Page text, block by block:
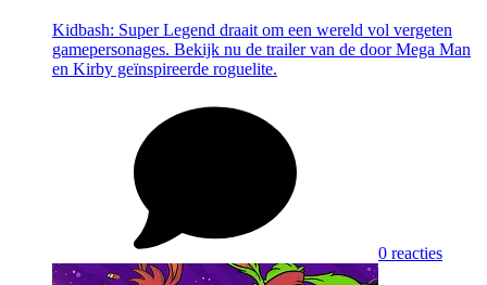
Kidbash: Super Legend draait om een wereld vol vergeten
gamepersonages. Bekijk nu de trailer van de door Mega Man
en Kirby geïnspireerde roguelite.
0 reacties